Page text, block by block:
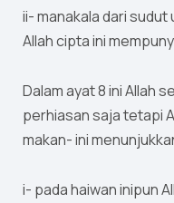
ii- manakala dari sudut
Allah cipta ini
Dalam ayat 8 ini Allah
perhiasan saja tetapi
makan- ini
i- pada haiwan inipun